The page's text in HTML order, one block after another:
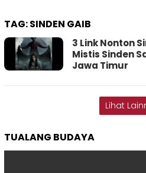
TAG:SINDEN GAIB
3 Link Nonton
Mistis Sinden
Jawa Timur
Lihat
TUALANG BUDAYA